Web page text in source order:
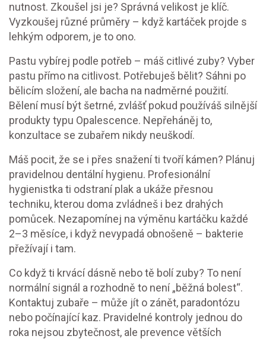
nutnost. Zkoušel jsi je? Správná velikost je klíč.
Vyzkoušej různé průměry – když kartáček projde s
lehkým odporem, je to ono.
Pastu vybírej podle potřeb – máš citlivé zuby? Vyber
pastu přímo na citlivost. Potřebuješ bělit? Sáhni po
bělicím složení, ale bacha na nadměrné použití.
Bělení musí být šetrné, zvlášť pokud používáš silnější
produkty typu Opalescence. Nepřeháněj to,
konzultace se zubařem nikdy neuškodí.
Máš pocit, že se i přes snažení ti tvoří kámen? Plánuj
pravidelnou dentální hygienu. Profesionální
hygienistka ti odstraní plak a ukáže přesnou
techniku, kterou doma zvládneš i bez drahých
pomůcek. Nezapomínej na výměnu kartáčku každé
2–3 měsíce, i když nevypadá obnošeně – bakterie
přežívají i tam.
Co když ti krvácí dásně nebo tě bolí zuby? To není
normální signál a rozhodně to není „běžná bolest“.
Kontaktuj zubaře – může jít o zánět, paradontózu
nebo počínající kaz. Pravidelné kontroly jednou do
roka nejsou zbytečnost, ale prevence větších